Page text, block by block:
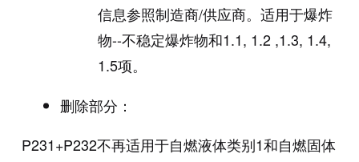
信息参照制造商/供应商。适用于爆炸
物--不稳定爆炸物和1.1, 1.2 ,1.3, 1.4,
1.5项。
删除部分：
P231+P232不再适用于自燃液体类别1和自燃固体